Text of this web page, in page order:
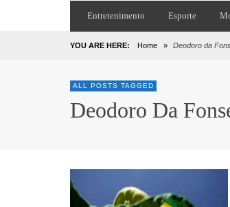
Entretenimento Esporte
YOU ARE HERE: Home » Deodoro da
ALL POSTS TAGGED
Deodoro Da